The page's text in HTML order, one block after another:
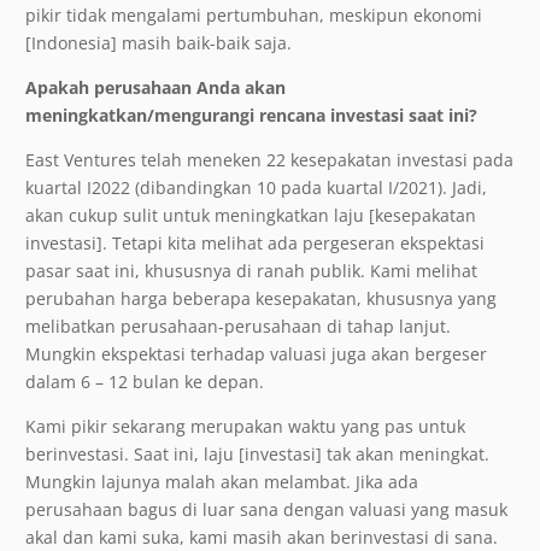
pikir tidak mengalami pertumbuhan, meskipun ekonomi
[Indonesia] masih baik-baik saja.
Apakah perusahaan Anda akan
meningkatkan/mengurangi rencana investasi saat ini?
East Ventures telah meneken 22 kesepakatan investasi pada
kuartal I2022 (dibandingkan 10 pada kuartal I/2021). Jadi,
akan cukup sulit untuk meningkatkan laju [kesepakatan
investasi]. Tetapi kita melihat ada pergeseran ekspektasi
pasar saat ini, khususnya di ranah publik. Kami melihat
perubahan harga beberapa kesepakatan, khususnya yang
melibatkan perusahaan-perusahaan di tahap lanjut.
Mungkin ekspektasi terhadap valuasi juga akan bergeser
dalam 6 – 12 bulan ke depan.
Kami pikir sekarang merupakan waktu yang pas untuk
berinvestasi. Saat ini, laju [investasi] tak akan meningkat.
Mungkin lajunya malah akan melambat. Jika ada
perusahaan bagus di luar sana dengan valuasi yang masuk
akal dan kami suka, kami masih akan berinvestasi di sana.